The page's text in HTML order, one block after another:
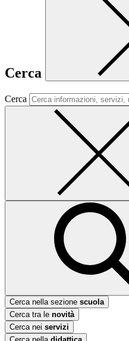
Cerca
Cerca
Cerca nella sezione scuola
Cerca tra le novità
Cerca nei servizi